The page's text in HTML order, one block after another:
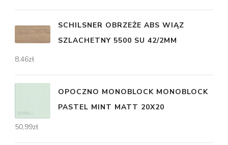
SCHILSNER OBRZEŻE ABS WIĄZ
SZLACHETNY 5500 SU 42/2MM
8,46zł
OPOCZNO MONOBLOCK MONOBLOCK
PASTEL MINT MATT 20X20
50,99zł